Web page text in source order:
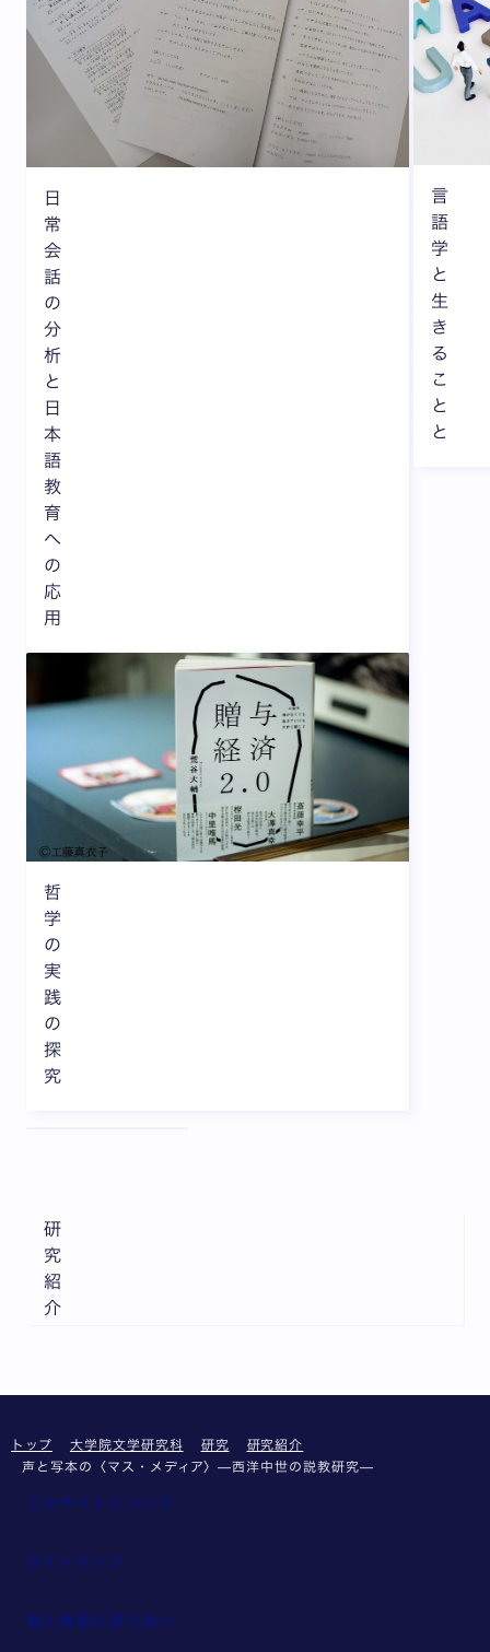
日
常
会
話
の
分
析
と
日
本
語
教
育
へ
の
応
用
哲
学
の
実
践
の
探
究
言
語
学
と
生
き
る
こ
と
と
研
究
紹
介
トップ 大学院文学研究科 研究
研究紹介
声と写本の〈マス・メディア〉—西洋中世の説教研究—
このサイトについて
サイトマップ
個人情報の取り扱い